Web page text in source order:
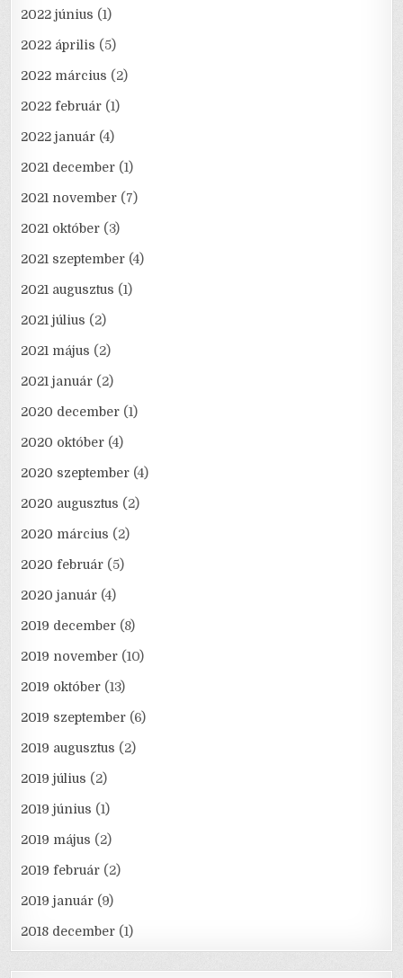
2022 június (1)
2022 április (5)
2022 március (2)
2022 február (1)
2022 január (4)
2021 december (1)
2021 november (7)
2021 október (3)
2021 szeptember (4)
2021 augusztus (1)
2021 július (2)
2021 május (2)
2021 január (2)
2020 december (1)
2020 október (4)
2020 szeptember (4)
2020 augusztus (2)
2020 március (2)
2020 február (5)
2020 január (4)
2019 december (8)
2019 november (10)
2019 október (13)
2019 szeptember (6)
2019 augusztus (2)
2019 július (2)
2019 június (1)
2019 május (2)
2019 február (2)
2019 január (9)
2018 december (1)